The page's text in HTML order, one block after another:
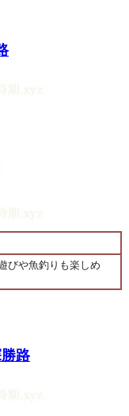
びや魚釣りも楽しめ
路